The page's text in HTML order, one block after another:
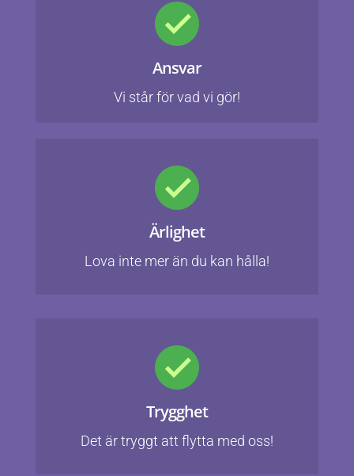
Ansvar
Vi står för vad vi gör!
Ärlighet
Lova inte mer än du kan hålla!
Trygghet
Det är tryggt att flytta med oss!